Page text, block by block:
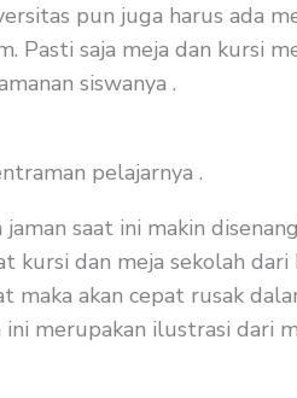
pun juga harus ada
Pasti saja meja dan kursi
siswanya .
pelajarnya .
saat ini makin
kursi dan meja sekolah
akan cepat rusak
merupakan ilustrasi dari